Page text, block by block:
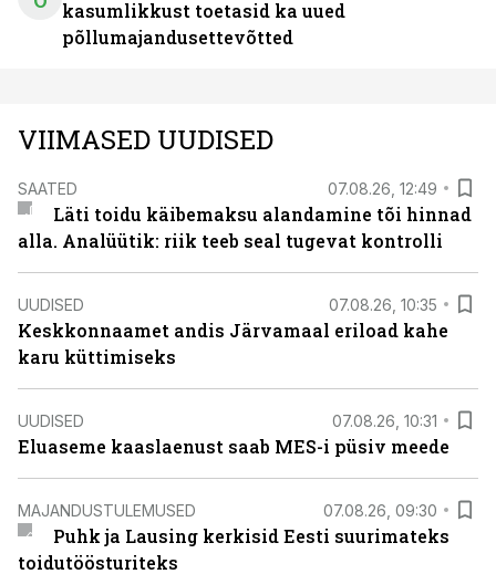
kasumlikkust toetasid ka uued
põllumajandusettevõtted
VIIMASED UUDISED
SAATED 07.08.26, 12:49
Läti toidu käibemaksu alandamine tõi hinnad
alla. Analüütik: riik teeb seal tugevat kontrolli
UUDISED 07.08.26, 10:35
Keskkonnaamet andis Järvamaal eriload kahe
karu küttimiseks
UUDISED 07.08.26, 10:31
Eluaseme kaaslaenust saab MES-i püsiv meede
MAJANDUSTULEMUSED 07.08.26, 09:30
Puhk ja Lausing kerkisid Eesti suurimateks
toidutöösturiteks